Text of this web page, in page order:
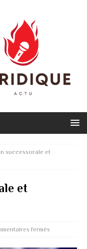
successorale et
et
fermés